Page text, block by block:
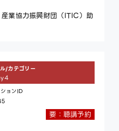
産業協力振興財団（ITIC）助
/カテゴリー
ョンID
要：聴講予約